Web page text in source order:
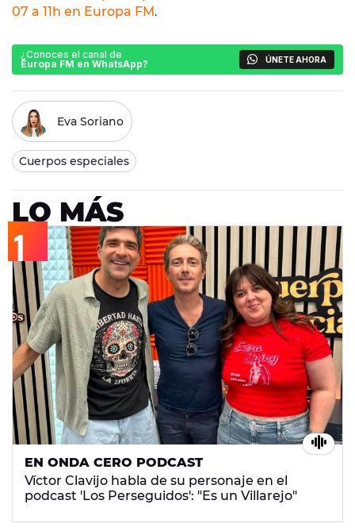
07 a 11h en Europa FM.
¿Conoces el canal de
Europa FM en WhatsApp?
ÚNETE AHORA
Eva Soriano
Cuerpos especiales
LO MÁS
EN ONDA CERO PODCAST
Víctor Clavijo habla de su personaje en el
podcast 'Los Perseguidos': "Es un Villarejo"